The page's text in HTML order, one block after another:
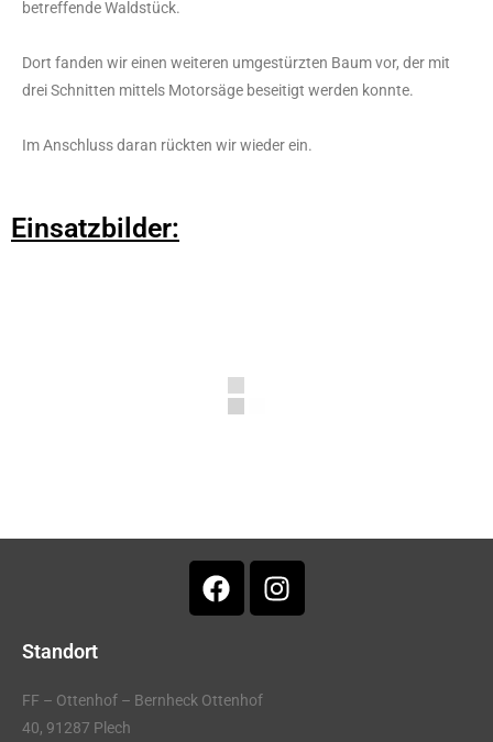
betreffende Waldstück.
Dort fanden wir einen weiteren umgestürzten Baum vor, der mit
drei Schnitten mittels Motorsäge beseitigt werden konnte.
Im Anschluss daran rückten wir wieder ein.
Einsatzbilder:
Standort
FF – Ottenhof – Bernheck Ottenhof
40, 91287 Plech